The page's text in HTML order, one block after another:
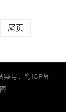
尾页
号： 粤ICP备